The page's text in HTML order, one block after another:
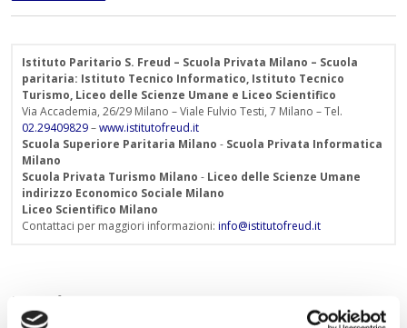
Istituto Paritario S. Freud – Scuola Privata Milano – Scuola
paritaria: Istituto Tecnico Informatico, Istituto Tecnico
Turismo, Liceo delle Scienze Umane e Liceo Scientifico
Via Accademia, 26/29 Milano – Viale Fulvio Testi, 7 Milano – Tel.
02.29409829–www.istitutofreud.it
Scuola Superiore Paritaria Milano - Scuola Privata Informatica
Milano
Scuola Privata Turismo Milano - Liceo delle Scienze Umane
indirizzo Economico Sociale Milano
Liceo Scientifico Milano
Contattaci per maggiori informazioni: info@istitutofreud.it
Lascia un commento